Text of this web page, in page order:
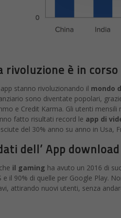
rivoluzione è in corso
stanno rivoluzionando il mondo
sono diventate popolari,
e Credit Karma. Gli utenti
fatto risultati record le app di
del 30% anno su anno in Usa,
dell’ App
il gaming ha avuto un 2016 di
e il 90% di quelle per Google Play.
attirando nuovi utenti, senza